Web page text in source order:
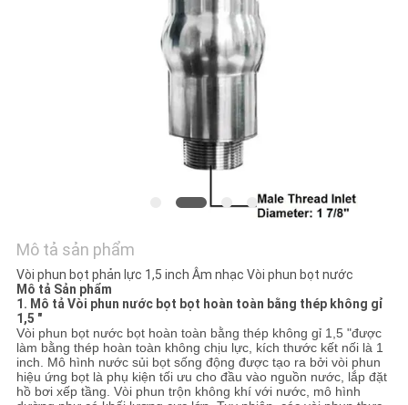
ĐỒ
TRANG
WEB
PRIVACY
Mô tả sản phẩm
Vòi phun bọt phản lực 1,5 inch Âm nhạc Vòi phun bọt nước
Mô tả Sản phẩm
1. Mô tả Vòi phun nước bọt bọt hoàn toàn bằng thép không gỉ
1,5 "
Vòi phun bọt nước bọt hoàn toàn bằng thép không gỉ 1,5 "được
làm bằng thép hoàn toàn không chịu lực, kích thước kết nối là 1
inch. Mô hình nước sủi bọt sống động được tạo ra bởi vòi phun
hiệu ứng bọt là phụ kiện tối ưu cho đầu vào nguồn nước, lắp đặt
hồ bơi xếp tầng. Vòi phun trộn không khí với nước, mô hình